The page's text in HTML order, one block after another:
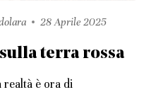
28 Aprile 2025
terra rossa
realtà è ora di